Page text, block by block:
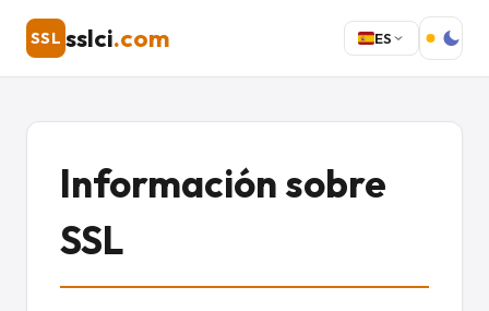
SSL sslci.com ES
Información sobre
SSL